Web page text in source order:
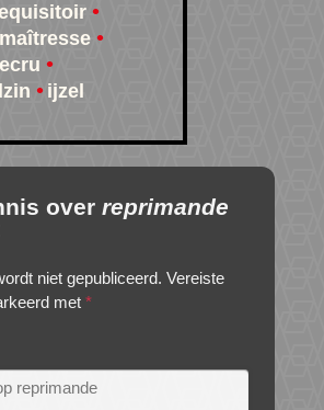
maîtresse
ecru
ijzel
over reprimande
niet gepubliceerd. Vereiste
met *